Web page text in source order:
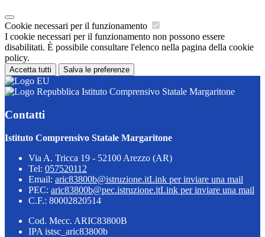
Cookie necessari per il funzionamento
I cookie necessari per il funzionamento non possono essere
disabilitati. È possibile consultare l'elenco nella pagina della cookie
policy.
Accetta tutti Salva le preferenze
Istituto Comprensivo Statale Margaritone
Contatti
Istituto Comprensivo Statale Margaritone
Via A. Tricca 19 - 52100 Arezzo (AR)
Tel: 057520112
Email: aric83800b@istruzione.itLink per inviare una mail
PEC: aric83800b@pec.istruzione.itLink per inviare una mail
C.F.: 80002820514
Cod. Mecc. ARIC83800B
IPA istsc_aric83800b